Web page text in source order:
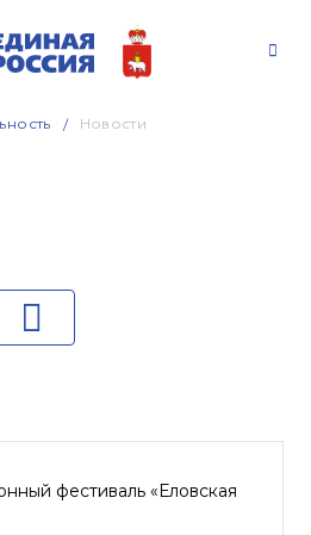
Новости
фестиваль «Еловская